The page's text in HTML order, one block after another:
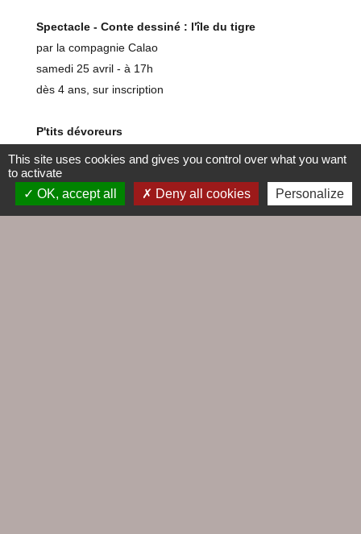
Spectacle - Conte dessiné : l'île du tigre
par la compagnie Calao
samedi 25 avril - à 17h
dès 4 ans, sur inscription
P'tits dévoreurs
mercredi 29 avril - à 11h
de 6 mois à 3 ans, sur inscription
This site uses cookies and gives you control over what you want
to activate
OK, accept all
Deny all cookies Personalize